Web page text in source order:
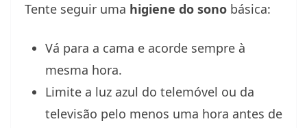
Tente seguir uma higiene do sono básica:
Vá para a cama e acorde sempre à
mesma hora.
Limite a luz azul do telemóvel ou da
televisão pelo menos uma hora antes de